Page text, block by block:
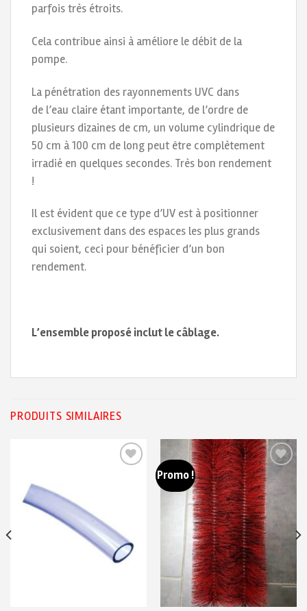
parfois très étroits.
Cela contribue ainsi à améliore le débit de la
pompe.
La pénétration des rayonnements UVC dans
de l’eau claire étant importante, de l’ordre de
plusieurs dizaines de cm, un volume cylindrique de
50 cm à 100 cm de long peut être complètement
irradié en quelques secondes. Très bon rendement
!
Il est évident que ce type d’UV est à positionner
exclusivement dans des espaces les plus grands
qui soient, ceci pour bénéficier d’un bon
rendement.
L’ensemble proposé inclut lecâblage.
PRODUITS SIMILAIRES
Promo !
Ajouter
à ma
liste de
souhaits